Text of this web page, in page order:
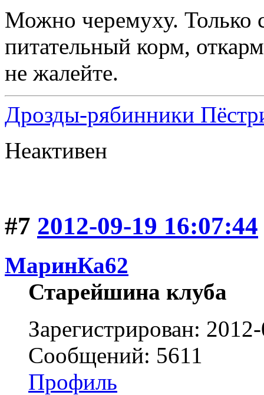
Можно черемуху. Только
питательный корм,
не жалейте.
Дрозды-рябинники
Неактивен
#7 2012-09-19 16:07:44
МаринКа62
Старейшина клуба
Зарегистрирован:
Сообщений: 5611
Профиль